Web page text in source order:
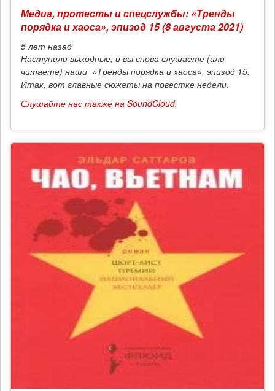
Медиа, протесты и спецслужбы: «Тренды
порядка и хаоса», эпизод 15 (8 августа 2021)
5 лет назад
Наступили выходные, и вы снова слушаете (или
читаете) наши «Тренды порядка и хаоса», эпизод 15.
Итак, вот главные сюжеты на повестке недели.
Слушайте нас также на SoundCloud.